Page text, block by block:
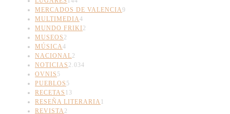
MERCADOS DE VALENCIA9
MULTIMEDIA4
MUNDO FRIKI2
MUSEOS 2
MÚSICA4
NACIONAL2
NOTICIAS 2.034
OVNIS 5
PUEBLOS 5
RECETAS 13
RESEÑA LITERARIA1
REVISTA2